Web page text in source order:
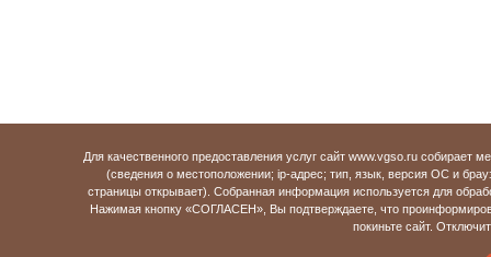
Для качественного предоставления услуг сайт www.vgso.ru
(сведения о местоположении; ip-адрес; тип, язык, версия ОС и
страницы открывает). Собранная информация используется для
Нажимая кнопку «СОГЛАСЕН», Вы подтверждаете, что
покиньте сайт.